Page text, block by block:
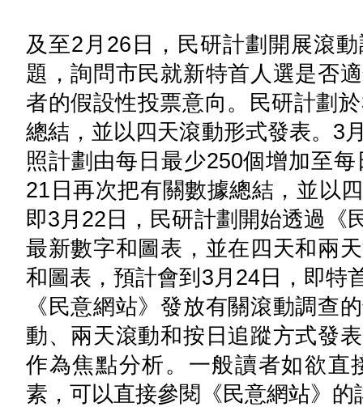
及至2月26日，民研計劃開展滾
題，詢問市民就新特首人選是否
者的假設性投票意向。民研計劃
總結，並以四天滾動形式發表。3
照計劃由每日最少250個增加至
21日再次把有關數據總結，並以
即3月22日，民研計劃開始透過《
最新數字和圖表，並在四天和兩
和圖表，預計會到3月24日，即特
《民意網站》發放有關滾動調查
動、兩天滾動和按日追蹤方式發
作為焦點分析。一般讀者如欲直
素，可以直接參閱《民意網站》的